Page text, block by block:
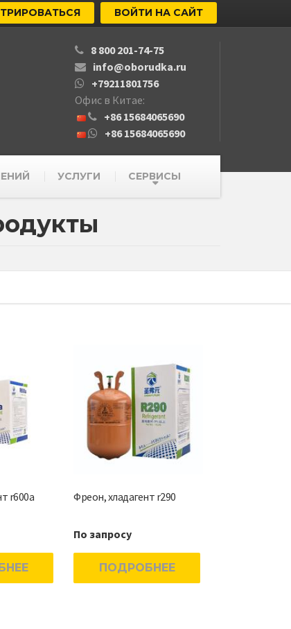
ВОЙТИ НА САЙТ
8 800 201-74-75
info@oborudka.ru
+79211801756
Офис в Китае:
+86 15684065690
+86 15684065690
УСЛУГИ СЕРВИСЫ
r600a Фреон, хладагент r290
По запросу
ПОДРОБНЕЕ